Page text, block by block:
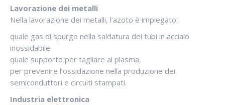
Lavorazione dei metalli
Nella lavorazione dei metalli, l’azoto è impiegato:
quale gas di spurgo nella saldatura dei tubi in acciaio
inossidabile
quale supporto per tagliare al plasma
per prevenire l’ossidazione nella produzione dei
semiconduttori e circuiti stampati.
Industria elettronica